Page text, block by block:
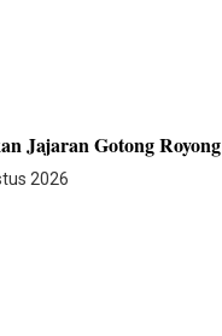
Jajaran Gotong Royong
2026